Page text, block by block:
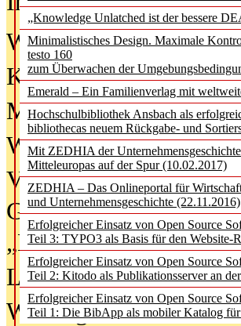
„Knowledge Unlatched ist der bessere
Minimalistisches Design. Maximale
testo 160
zum Überwachen der
Emerald – Ein Familienverlag mit
Hochschulbibliothek Ansbach als
bibliothecas neuem Rückgabe- und
Mit ZEDHIA der Unternehmensgeschichte
Mitteleuropas auf der Spur (10.02.2017)
ZEDHIA – Das Onlineportal für
und Unternehmensgeschichte (22.11.2016)
Erfolgreicher Einsatz von Open Source
Teil 3: TYPO3 als Basis für den Website-
Erfolgreicher Einsatz von Open Source
Teil 2: Kitodo als Publikationsserver an
Erfolgreicher Einsatz von Open Source
Teil 1: Die BibApp als mobiler Katalog
Was
Kinder in der digitalen
Metadaten als
Wenn Bots
Von
Geisterjagd-
„Library of Things“
Lesen als
Wie Jugendliche